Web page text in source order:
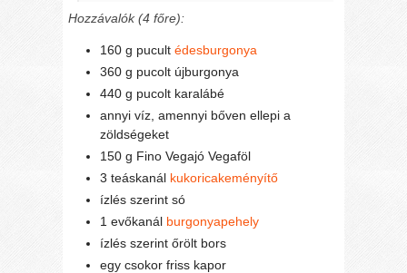
Hozzávalók (4 főre):
160 g pucultédesburgonya
360 g pucolt újburgonya
440 g pucolt karalábé
annyi víz, amennyi bőven ellepi a
zöldségeket
150 g Fino Vegajó Vegaföl
3 teáskanál kukoricakeményítő
ízlés szerint só
1 evőkanál burgonyapehely
ízlés szerint őrölt bors
egy csokor friss kapor